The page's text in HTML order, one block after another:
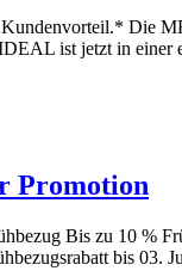
Die
ist jetzt in
Promotion
Bis zu 10 %
bis 03.